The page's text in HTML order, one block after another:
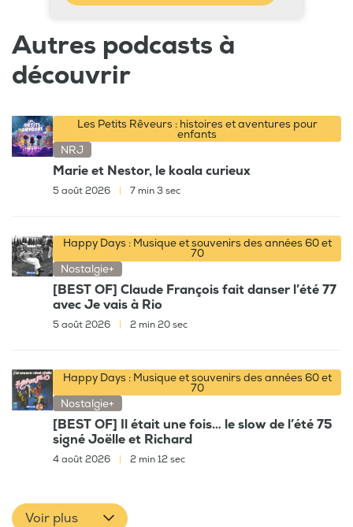
Autres podcasts à
découvrir
Les Petits Rêveurs : histoires et aventures pour
enfants
NRJ
Marie et Nestor, le koala curieux
5 août 2026 7 min 3 sec
Happy Days : Musique et souvenirs des années 60 et
70
Nostalgie+
[BEST OF] Claude François fait danser l’été 77
avec Je vais à Rio
5 août 2026 2 min 20 sec
Happy Days : Musique et souvenirs des années 60 et
70
Nostalgie+
[BEST OF] Il était une fois… le slow de l’été 75
signé Joëlle et Richard
4 août 2026 2 min 12 sec
Voir plus